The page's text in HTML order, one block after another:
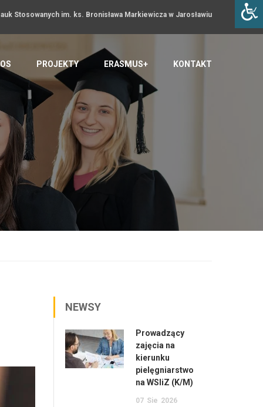
Stosowanych im. ks. Bronisława Markiewicza w Jarosławiu
PROJEKTY ERASMUS+ KONTAKT
NEWSY
Prowadzący
zajęcia na
kierunku
pielęgniarstwo
na WSIiZ (K/M)
07 Sie 2026